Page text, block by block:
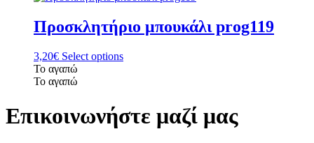
Προσκλητήριο μπουκάλι prog119
3,20€ Select options
Το αγαπώ
Το αγαπώ
Επικοινωνήστε μαζί μας